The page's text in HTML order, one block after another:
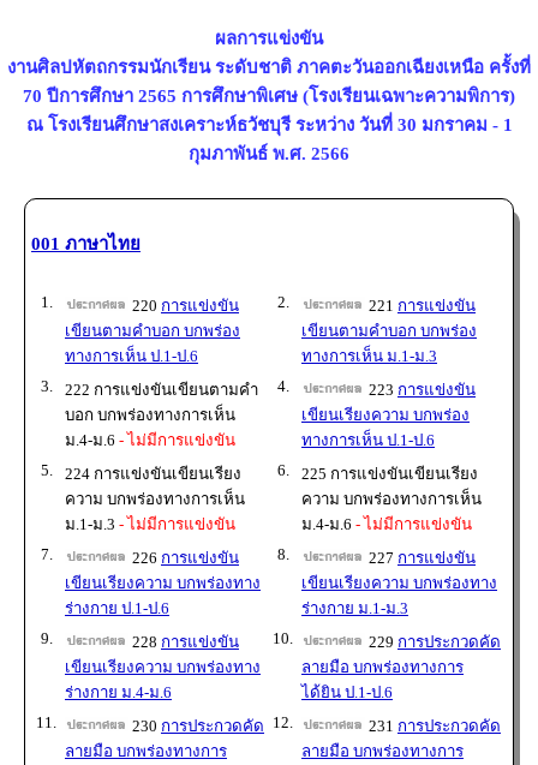
ผลการแข่งขัน
งานศิลปหัตถกรรมนักเรียน ระดับชาติ ภาคตะวันออกเฉียงเหนือ ครั้งที่
70 ปีการศึกษา 2565 การศึกษาพิเศษ (โรงเรียนเฉพาะความพิการ)
ณ โรงเรียนศึกษาสงเคราะห์ธวัชบุรี ระหว่าง วันที่ 30 มกราคม - 1
กุมภาพันธ์ พ.ศ. 2566
001 ภาษาไทย
1. 220 การแข่งขัน
เขียนตามคำบอก บกพร่อง
ทางการเห็น ป.1-ป.6
2. 221 การแข่งขัน
เขียนตามคำบอก บกพร่อง
ทางการเห็น ม.1-ม.3
3.
222 การแข่งขันเขียนตามคำ
บอก บกพร่องทางการเห็น
ม.4-ม.6 - ไม่มีการแข่งขัน
4. 223 การแข่งขัน
เขียนเรียงความ บกพร่อง
ทางการเห็น ป.1-ป.6
5.
224 การแข่งขันเขียนเรียง
ความ บกพร่องทางการเห็น
ม.1-ม.3 - ไม่มีการแข่งขัน
6.
225 การแข่งขันเขียนเรียง
ความ บกพร่องทางการเห็น
ม.4-ม.6 - ไม่มีการแข่งขัน
7.
226 การแข่งขัน
เขียนเรียงความ บกพร่องทาง
ร่างกาย ป.1-ป.6
8. 227 การแข่งขัน
เขียนเรียงความ บกพร่องทาง
ร่างกาย ม.1-ม.3
9.
228 การแข่งขัน
เขียนเรียงความ บกพร่องทาง
ร่างกาย ม.4-ม.6
10. 229 การประกวดคัด
ลายมือ บกพร่องทางการ
ได้ยิน ป.1-ป.6
11.
230 การประกวดคัด
ลายมือ บกพร่องทางการ
12. 231 การประกวดคัด
ลายมือ บกพร่องทางการ